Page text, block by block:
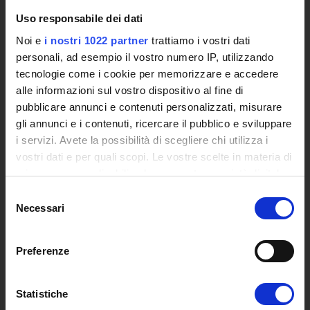
Uso responsabile dei dati
Noi e i nostri 1022 partner trattiamo i vostri dati
personali, ad esempio il vostro numero IP, utilizzando
tecnologie come i cookie per memorizzare e accedere
alle informazioni sul vostro dispositivo al fine di
pubblicare annunci e contenuti personalizzati, misurare
gli annunci e i contenuti, ricercare il pubblico e sviluppare
i servizi. Avete la possibilità di scegliere chi utilizza i
vostri dati e per quali scopi. Le vostre scelte in materia di
privacy sono applicabili solo su questa proprietà digitale
modificare o revocare il proprio consenso in qualsiasi
momento dalla Dichiarazione sui cookie o facendo clic
raccogliere informazioni sulla tua posizione
delNecessari
Preferenze
Statistiche
L'infrastruttura di e-Learning
Siti Istituzionali e Progetti Interuniversitari
Accesso alla Banca Dati di Segreteria Online
Posta Elettronica Certificata - PEC
Bacheca del Rettore
DIDATTICA
Corsi di Laurea
Corsi di Perfezionamento
Percorsi abilitanti di formazione iniziale degli insegnanti
Certificazioni e Alta Formazione Professionale